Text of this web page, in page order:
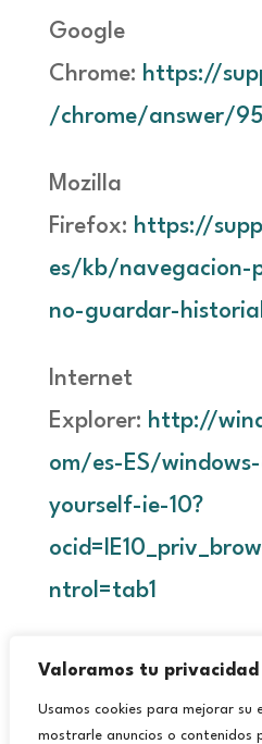
Valoramos tu privacidad
Usamos cookies para mejorar su
mostrarle anuncios o contenidos
Google
Chrome: https://
/chrome/answer/
Mozilla
Firefox: https://
es/kb/navegacion-
no-guardar-
Internet
Explorer: http://
om/es-ES/
yourself-ie-10?
ntrol=tab1